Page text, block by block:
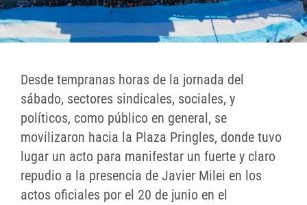
Desde tempranas horas de la jornada del
sábado, sectores sindicales, sociales, y
políticos, como público en general, se
movilizaron hacia la Plaza Pringles, donde tuvo
lugar un acto para manifestar un fuerte y claro
repudio a la presencia de Javier Milei en los
actos oficiales por el 20 de junio en el